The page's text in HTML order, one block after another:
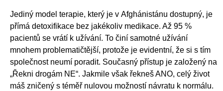
Jediný model terapie, který je v Afghánistánu dostupný, je
přímá detoxifikace bez jakékoliv medikace. Až 95 %
pacientů se vrátí k užívání. To činí samotné užívání
mnohem problematičtější, protože je evidentní, že si s tím
společnost neumí poradit. Současný přístup je založený na
„Řekni drogám NE“. Jakmile však řekneš ANO, celý život
máš zničený s téměř nulovou možností návratu k normálu.